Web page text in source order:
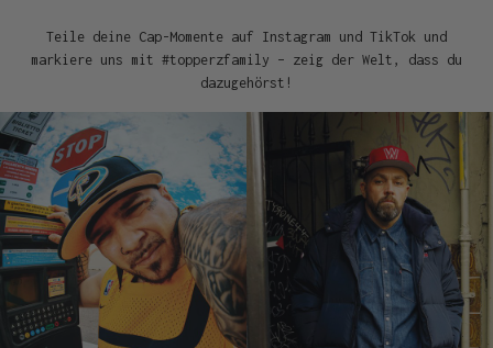
Teile deine Cap-Momente auf Instagram und TikTok und
markiere uns mit #topperzfamily – zeig der Welt, dass du
dazugehörst!